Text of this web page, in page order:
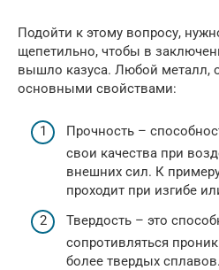
Подойти к этому вопросу,
щепетильно, чтобы в
вышло казуса. Любой металл,
основными свойствами:
Прочность –
свои качества при
внешних сил. К
проходит при изгибе
Твердость – это
сопротивляться
более твердых